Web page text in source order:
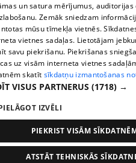
TВ-программа
Условия договора
360 Ziņu kontakti
Helio Media
Служба помощи портала: э-
All rights reserved.
un satura mērījumus,
Zemāk sniedzam
mūsu tīmekļa vietnēs.
vietnes sadaļas. Lietotājam
savu piekrišanu. Piekrišanas
uz visām interneta vietnes
skatīt sīkdatņu izmantošanas
VISUS PARTNERUS (1718) →
IZVĒLI
PIEKRIST VISĀM
ATSTĀT TEHNISKĀS